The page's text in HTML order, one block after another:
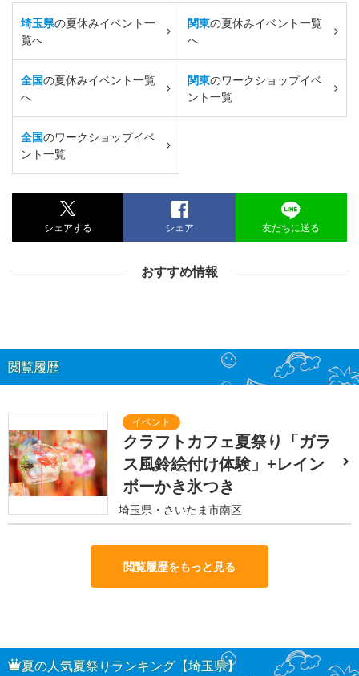
埼玉県の夏休みイベント一
覧へ
関東の夏休みイベント一覧
へ
全国の夏休みイベント一覧
へ
関東のワークショップイベ
ント一覧
全国のワークショップイベ
ント一覧
シェアする シェア 友だちに送る
おすすめ情報
閲覧履歴
クラフトカフェ夏祭り「ガラ
ス風鈴絵付け体験」+レイン
ボーかき氷つき
埼玉県・さいたま市南区
閲覧履歴をもっと見る
夏の人気夏祭りランキング【埼玉県】